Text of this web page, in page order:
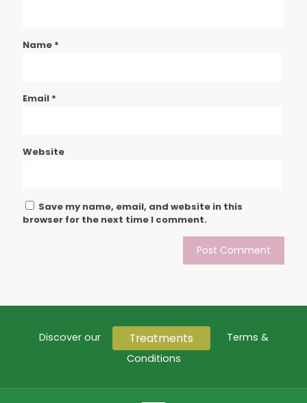
Name *
Email *
Website
Save my name, email, and website in this
browser for the next time I comment.
Discover our Treatments
Terms &
Conditions